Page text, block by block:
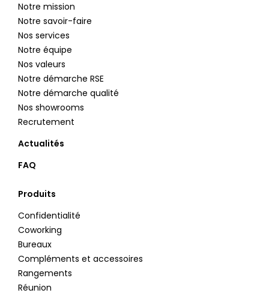
Notre mission
Notre savoir-faire
Nos services
Notre équipe
Nos valeurs
Notre démarche RSE
Notre démarche qualité
Nos showrooms
Recrutement
Actualités
FAQ
Produits
Confidentialité
Coworking
Bureaux
Compléments et accessoires
Rangements
Réunion